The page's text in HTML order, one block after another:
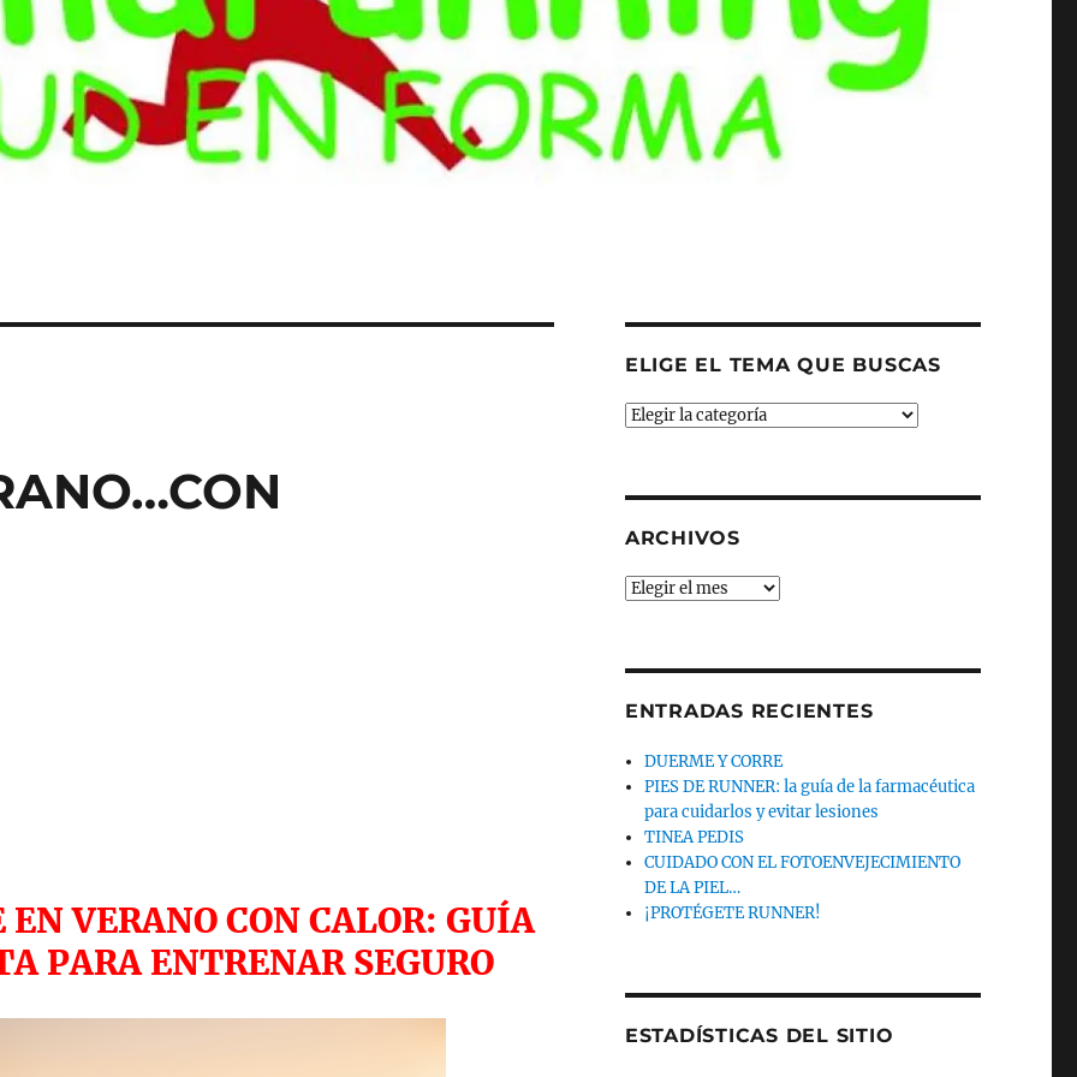
EN VERANO CON CALOR: GUÍA
PARA ENTRENAR SEGURO
ELIGE EL TEMA QUE BUSCAS
ELIGE
ARCHIVOS
Archivos
ENTRADAS RECIENTES
DUERME Y CORRE
PIES DE RUNNER: la guía de la farmacéutica
para cuidarlos y evitar lesiones
TINEA PEDIS
CUIDADO CON EL FOTOENVEJECIMIENTO
DE LA PIEL…
¡PROTÉGETE RUNNER!
ESTADÍSTICAS DEL SITIO